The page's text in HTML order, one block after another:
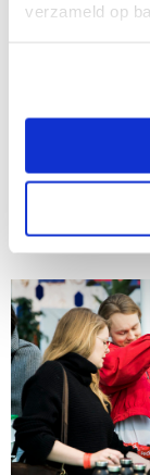
verzameld op
De must-
Modefabriek
en verbindt die
de B2B